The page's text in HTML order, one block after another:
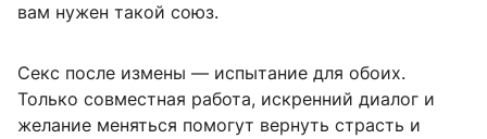
вам нужен такой союз.
Секс после измены — испытание для обоих.
Только совместная работа, искренний диалог и
желание меняться помогут вернуть страсть и